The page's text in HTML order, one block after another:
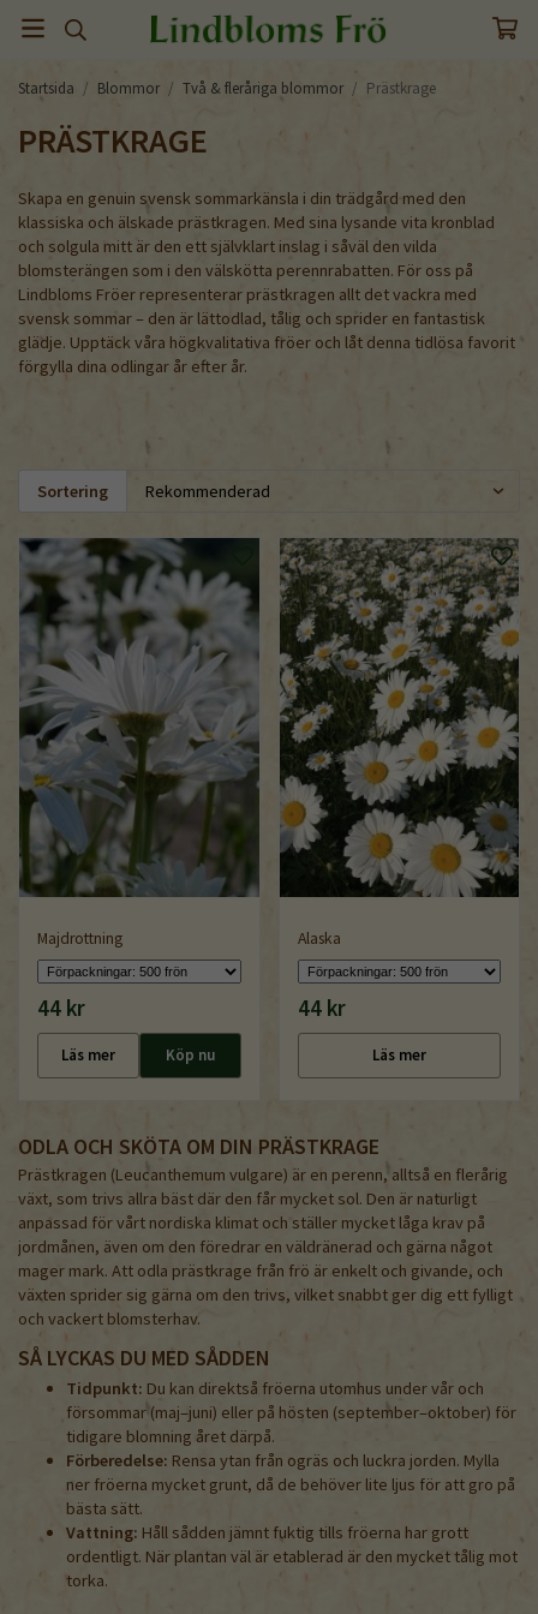
Startsida / Blommor / Två & fleråriga blommor / Prästkrage
PRÄSTKRAGE
Skapa en genuin svensk sommarkänsla i din trädgård med den
klassiska och älskade prästkragen. Med sina lysande vita kronblad
och solgula mitt är den ett självklart inslag i såväl den vilda
blomsterängen som i den välskötta perennrabatten. För oss på
Lindbloms Fröer representerar prästkragen allt det vackra med
svensk sommar – den är lättodlad, tålig och sprider en fantastisk
glädje. Upptäck våra högkvalitativa fröer och låt denna tidlösa favorit
förgylla dina odlingar år efter år.
Sortering
Majdrottning
44 kr
Läs mer Köp nu
Alaska
44 kr
Läs mer
ODLA OCH SKÖTA OM DIN PRÄSTKRAGE
Prästkragen (Leucanthemum vulgare) är en perenn, alltså en flerårig
växt, som trivs allra bäst där den får mycket sol. Den är naturligt
anpassad för vårt nordiska klimat och ställer mycket låga krav på
jordmånen, även om den föredrar en väldränerad och gärna något
mager mark. Att odla prästkrage från frö är enkelt och givande, och
växten sprider sig gärna om den trivs, vilket snabbt ger dig ett fylligt
och vackert blomsterhav.
SÅ LYCKAS DU MED SÅDDEN
Tidpunkt: Du kan direktså fröerna utomhus under vår och
försommar (maj–juni) eller på hösten (september–oktober) för
tidigare blomning året därpå.
Förberedelse: Rensa ytan från ogräs och luckra jorden. Mylla
ner fröerna mycket grunt, då de behöver lite ljus för att gro på
bästa sätt.
Vattning: Håll sådden jämnt fuktig tills fröerna har grott
ordentligt. När plantan väl är etablerad är den mycket tålig mot
torka.